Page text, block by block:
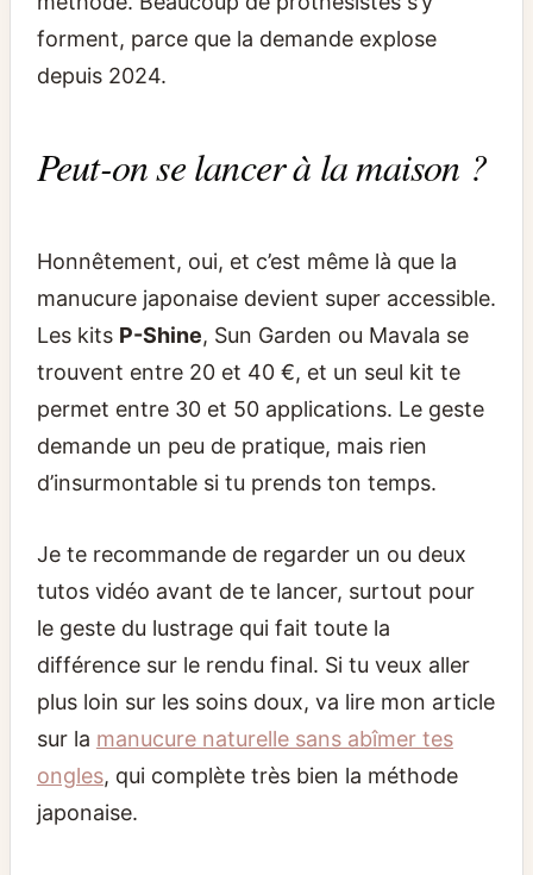
forment, parce que la demande explose
depuis 2024.
Peut-on se lancer à la maison ?
Honnêtement, oui, et c’est même là que la
manucure japonaise devient super accessible.
Les kits P-Shine, Sun Garden ou Mavala se
trouvent entre 20 et 40 €, et un seul kit te
permet entre 30 et 50 applications. Le geste
demande un peu de pratique, mais rien
d’insurmontable si tu prends ton temps.
Je te recommande de regarder un ou deux
tutos vidéo avant de te lancer, surtout pour
le geste du lustrage qui fait toute la
différence sur le rendu final. Si tu veux aller
plus loin sur les soins doux, va lire mon article
sur la manucure naturelle sans abîmer tes
ongles, qui complète très bien la méthode
japonaise.